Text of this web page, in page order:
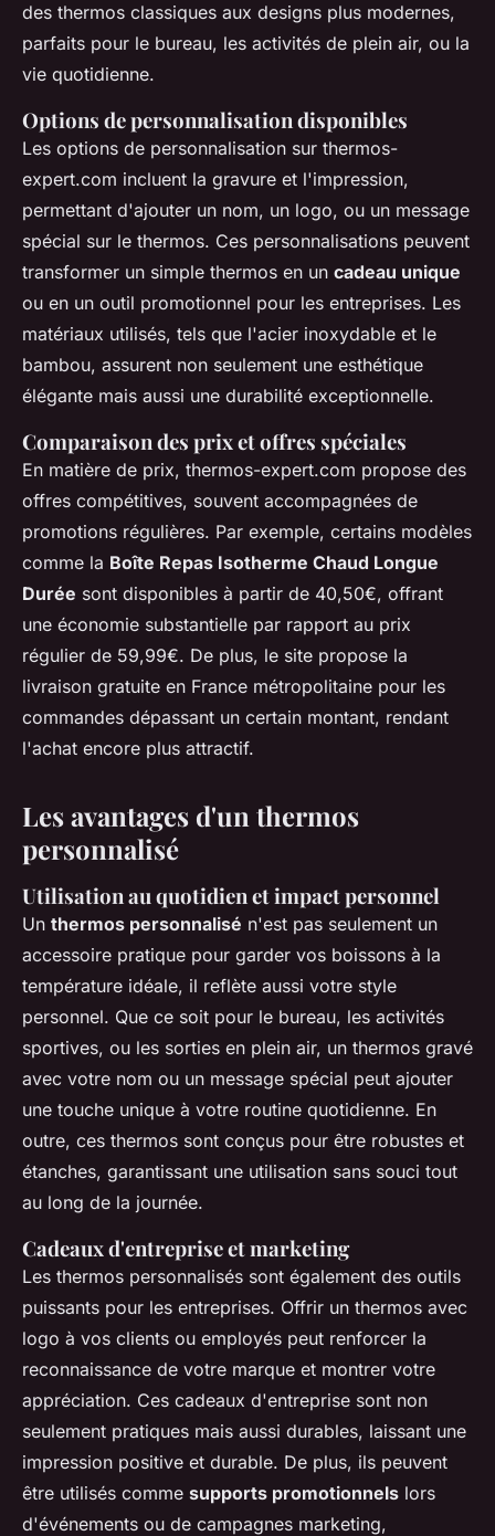
des thermos classiques aux designs plus modernes,
parfaits pour le bureau, les activités de plein air, ou la
vie quotidienne.
Options de personnalisation disponibles
Les options de personnalisation sur thermos-
expert.com incluent la gravure et l'impression,
permettant d'ajouter un nom, un logo, ou un message
spécial sur le thermos. Ces personnalisations peuvent
transformer un simple thermos en un cadeau unique
ou en un outil promotionnel pour les entreprises. Les
matériaux utilisés, tels que l'acier inoxydable et le
bambou, assurent non seulement une esthétique
élégante mais aussi une durabilité exceptionnelle.
Comparaison des prix et offres spéciales
En matière de prix, thermos-expert.com propose des
offres compétitives, souvent accompagnées de
promotions régulières. Par exemple, certains modèles
comme la Boîte Repas Isotherme Chaud Longue
Durée sont disponibles à partir de 40,50€, offrant
une économie substantielle par rapport au prix
régulier de 59,99€. De plus, le site propose la
livraison gratuite en France métropolitaine pour les
commandes dépassant un certain montant, rendant
l'achat encore plus attractif.
Les avantages d'un thermos
personnalisé
Utilisation au quotidien et impact personnel
Un thermos personnalisé n'est pas seulement un
accessoire pratique pour garder vos boissons à la
température idéale, il reflète aussi votre style
personnel. Que ce soit pour le bureau, les activités
sportives, ou les sorties en plein air, un thermos gravé
avec votre nom ou un message spécial peut ajouter
une touche unique à votre routine quotidienne. En
outre, ces thermos sont conçus pour être robustes et
étanches, garantissant une utilisation sans souci tout
au long de la journée.
Cadeaux d'entreprise et marketing
Les thermos personnalisés sont également des outils
puissants pour les entreprises. Offrir un thermos avec
logo à vos clients ou employés peut renforcer la
reconnaissance de votre marque et montrer votre
appréciation. Ces cadeaux d'entreprise sont non
seulement pratiques mais aussi durables, laissant une
impression positive et durable. De plus, ils peuvent
être utilisés comme supports promotionnels lors
d'événements ou de campagnes marketing,